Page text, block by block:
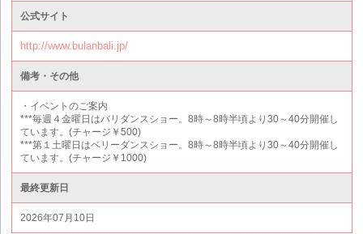
公式サイト
http://www.bulanbali.jp/
備考・その他
・イベントのご案内
***毎週４金曜日はバリダンスショー。8時～8時半頃より30～40分開催し
ています。(チャージ￥500)
***第１土曜日はベリーダンスショー。8時～8時半頃より30～40分開催し
ています。(チャージ￥1000)
最終更新日
2026年07月10日